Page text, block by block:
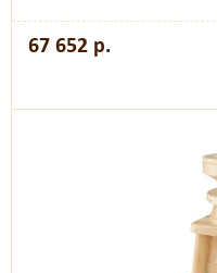
67 652 р.